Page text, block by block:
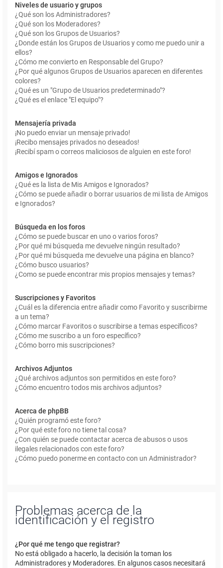
Niveles de usuario y grupos
¿Qué son los Administradores?
¿Qué son los Moderadores?
¿Qué son los Grupos de Usuarios?
¿Donde están los Grupos de Usuarios y como me puedo unir a
ellos?
¿Cómo me convierto en Responsable del Grupo?
¿Por qué algunos Grupos de Usuarios aparecen en diferentes
colores?
¿Qué es un "Grupo de Usuarios predeterminado"?
¿Qué es el enlace "El equipo"?
Mensajería privada
¡No puedo enviar un mensaje privado!
¡Recibo mensajes privados no deseados!
¡Recibí spam o correos maliciosos de alguien en este foro!
Amigos e Ignorados
¿Qué es la lista de Mis Amigos e Ignorados?
¿Cómo se puede añadir o borrar usuarios de mi lista de Amigos
e Ignorados?
Búsqueda en los foros
¿Cómo se puede buscar en uno o varios foros?
¿Por qué mi búsqueda me devuelve ningún resultado?
¿Por qué mi búsqueda me devuelve una página en blanco?
¿Cómo busco usuarios?
¿Como se puede encontrar mis propios mensajes y temas?
Suscripciones y Favoritos
¿Cuál es la diferencia entre añadir como Favorito y suscribirme
a un tema?
¿Cómo marcar Favoritos o suscribirse a temas específicos?
¿Cómo me suscribo a un foro específico?
¿Cómo borro mis suscripciones?
Archivos Adjuntos
¿Qué archivos adjuntos son permitidos en este foro?
¿Cómo encuentro todos mis archivos adjuntos?
Acerca de phpBB
¿Quién programó este foro?
¿Por qué este foro no tiene tal cosa?
¿Con quién se puede contactar acerca de abusos o usos
ilegales relacionados con este foro?
¿Cómo puedo ponerme en contacto con un Administrador?
Problemas acerca de la
identificación y el registro
¿Por qué me tengo que registrar?
No está obligado a hacerlo, la decisión la toman los
Administradores y Moderadores. En algunos casos necesitará